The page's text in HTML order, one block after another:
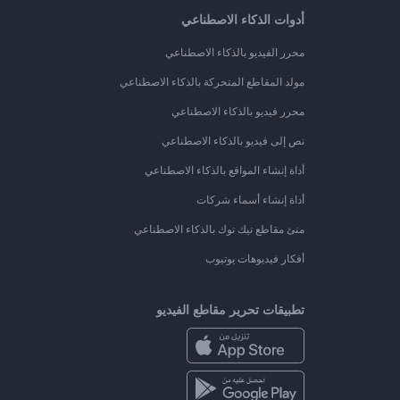
أدوات الذكاء الاصطناعي
محرر الفيديو بالذكاء الاصطناعي
مولد المقاطع المتحركة بالذكاء الاصطناعي
محرر فيديو بالذكاء الاصطناعي
نص إلى فيديو بالذكاء الاصطناعي
أداة إنشاء المواقع بالذكاء الاصطناعي
أداة إنشاء أسماء شركات
منئ مقاطع تيك توك بالذكاء الاصطناعي
أفكار فيديوهات يوتيوب
تطبيقات تحرير مقاطع الفيديو